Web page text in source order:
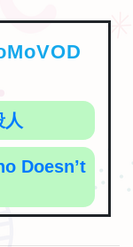
Doesn’t